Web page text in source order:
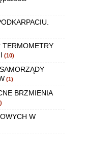
TERMOMETRY
(10)
(1)
BRZMIENIA
W